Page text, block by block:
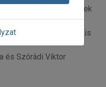
művészeti vezetőinek
Kis István és Kis
és Szórádi Viktor